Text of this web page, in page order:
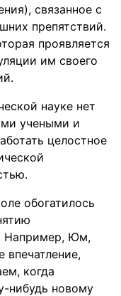
связанное с
препятствий.
проявляется
им своего
науке нет
учеными и
целостное
обогатилось
Например, Юм,
впечатление,
когда
нибудь новому